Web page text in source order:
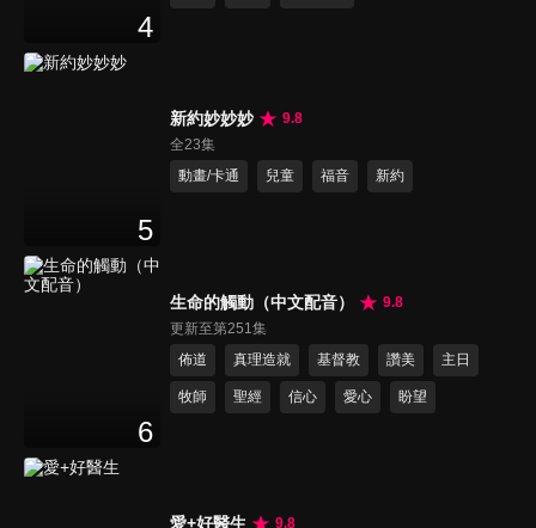
4
5
新約妙妙妙
9.8
全23集
動畫/卡通
兒童 福音 新約
6
生命的觸動（中文配音）
9.8
更新至第251集
佈道
真理造就 基督教 讚美 主日
牧師 聖經 信心 愛心 盼望
愛+好醫生
9.8